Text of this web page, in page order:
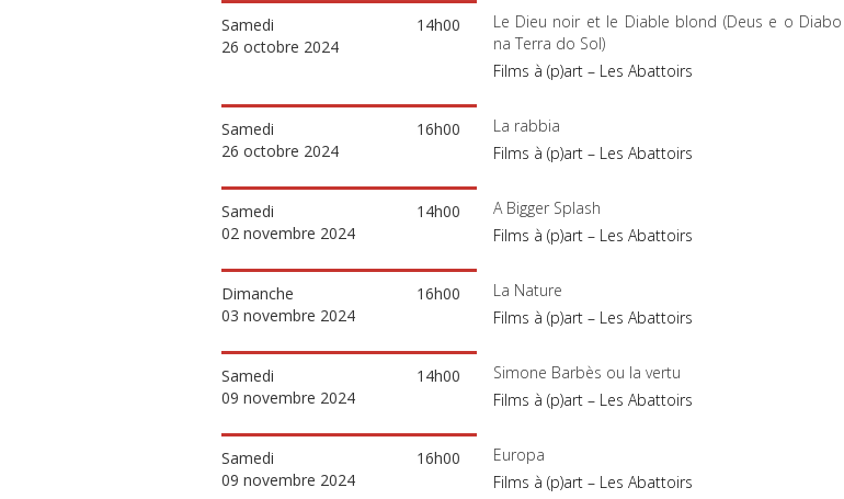
14h00
Samedi
26 octobre 2024
Le Dieu noir et le Diable blond (Deus e o Diabo
na Terra do Sol)
Films à (p)art – Les Abattoirs
16h00
Samedi
26 octobre 2024
La rabbia
Films à (p)art – Les Abattoirs
14h00
Samedi
02 novembre 2024
A Bigger Splash
Films à (p)art – Les Abattoirs
16h00
Dimanche
03 novembre 2024
La Nature
Films à (p)art – Les Abattoirs
14h00
Samedi
09 novembre 2024
Simone Barbès ou la vertu
Films à (p)art – Les Abattoirs
16h00
Samedi
09 novembre 2024
Europa
Films à (p)art – Les Abattoirs